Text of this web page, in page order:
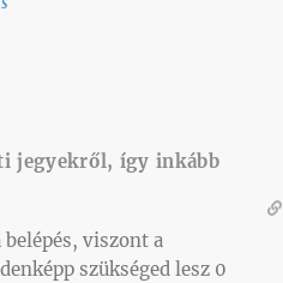
jegyekről, így inkább
viszont a
szükséged lesz 0